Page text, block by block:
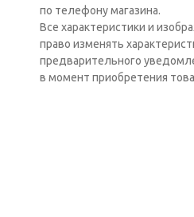
по телефону магазина.
Все характеристики и
право изменять
предварительного
в момент приобретения